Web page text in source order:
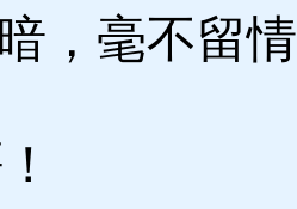
，毫不留